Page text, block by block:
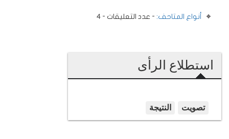
أنواع المتاحف: - عدد التعليقات - 4
استطلاع الرأى